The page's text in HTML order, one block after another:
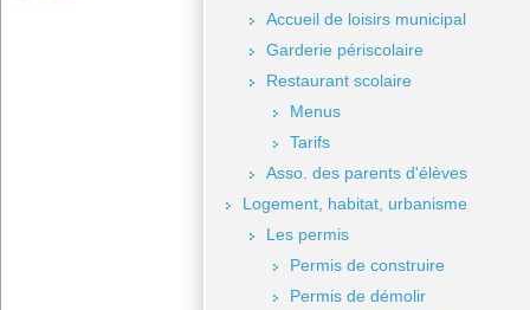
Accueil de loisirs municipal
Garderie périscolaire
Restaurant scolaire
Menus
Tarifs
Asso. des parents d'élèves
Logement, habitat, urbanisme
Les permis
Permis de construire
Permis de démolir